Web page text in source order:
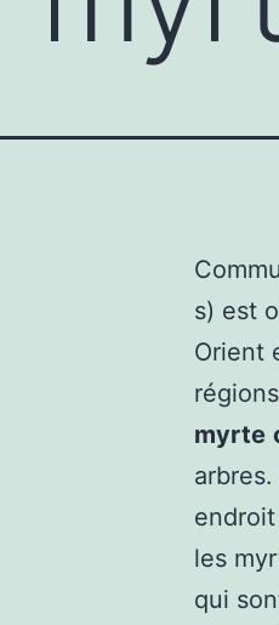
s) est
Orient
myrte
endroit
les
qui